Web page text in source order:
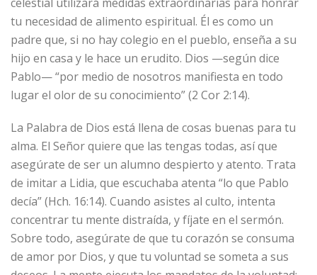
tu necesidad de alimento espiritual. Él es como un
padre que, si no hay colegio en el pueblo, enseña a su
hijo en casa y le hace un erudito. Dios —según dice
Pablo— “por medio de nosotros manifiesta en todo
lugar el olor de su conocimiento” (2 Cor 2:14).
La Palabra de Dios está llena de cosas buenas para tu
alma. El Señor quiere que las tengas todas, así que
asegúrate de ser un alumno despierto y atento. Trata
de imitar a Lidia, que escuchaba atenta “lo que Pablo
decía” (Hch. 16:14). Cuando asistes al culto, intenta
concentrar tu mente distraída, y fíjate en el sermón.
Sobre todo, asegúrate de que tu corazón se consuma
de amor por Dios, y que tu voluntad se someta a sus